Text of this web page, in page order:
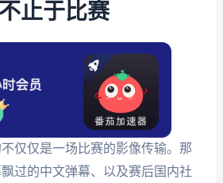
止于比赛
仅仅是一场比赛的影像传输。那
过的中文弹幕、以及赛后国内社